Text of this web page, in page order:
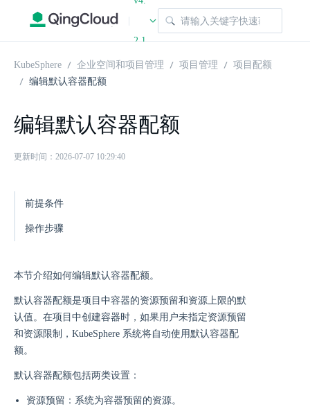
|
2.1
KubeSphere 企业空间和项目管理 项目管理
项目配额
编辑默认容器配额
编辑默认容器配额
更新时间：2026-07-07 10:29:40
前提条件
操作步骤
本节介绍如何编辑默认容器配额。
默认容器配额是项目中容器的资源预留和资源上限的默
认值。在项目中创建容器时，如果用户未指定资源预留
和资源限制，KubeSphere 系统将自动使用默认容器配
额。
默认容器配额包括两类设置：
资源预留：系统为容器预留的资源。